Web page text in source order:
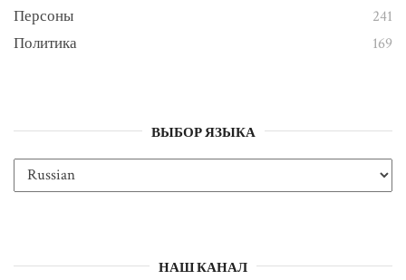
Персоны
241
Политика
169
ВЫБОР ЯЗЫКА
НАШ КАНАЛ